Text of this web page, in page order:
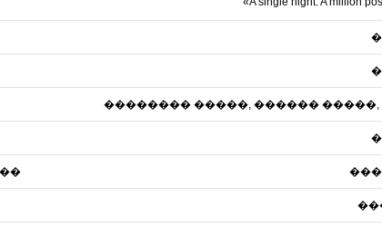
�������� �����, ������